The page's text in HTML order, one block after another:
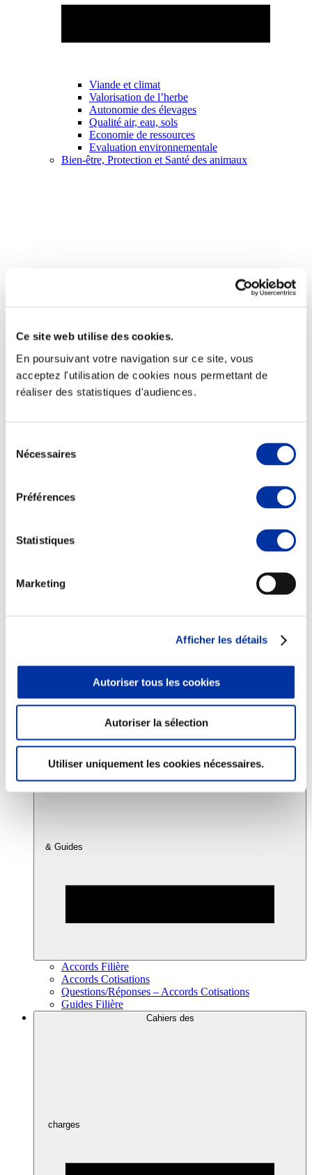
Ce site web utilise des cookies.
En poursuivant votre navigation sur ce site, vous
acceptez l'utilisation de cookies nous permettant de
réaliser des statistiques d'audiences.
Nécessaires
Préférences
Statistiques
Marketing
Afficher les détails
Autoriser tous les cookies
Autoriser la sélection
Utiliser uniquement les cookies nécessaires.
Viande et climat
Valorisation de l’herbe
Autonomie des élevages
Qualité air, eau, sols
Economie de ressources
Evaluation environnementale
Bien-être, Protection et Santé des animaux
Elevage
Transport – mise en marché
Consommation
Sécurité sanitaire
Viandes et santé
Juste rémunération et attractivité des métiers
Sources d’information
Accords
& Guides
Accords Filière
Accords Cotisations
Questions/Réponses – Accords Cotisations
Guides Filière
Cahiers des
charges